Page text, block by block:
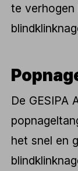
te verhogen
De GESIPA
het snel en